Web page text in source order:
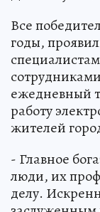
Все
годы,
ежедневный
работу
жителей
- Главное
люди, их
делу.